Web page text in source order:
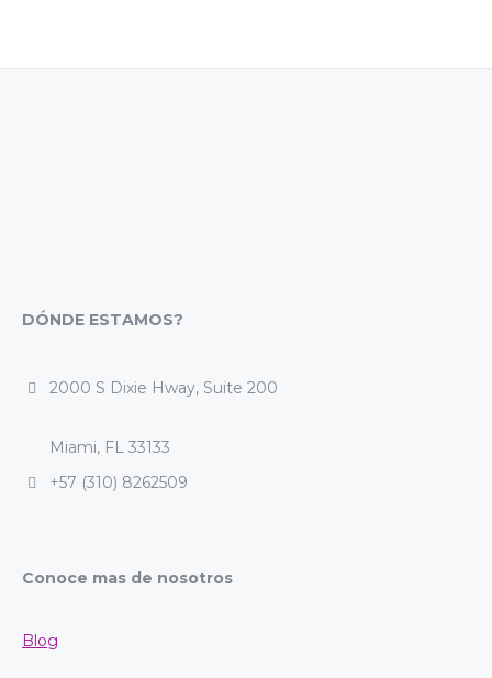
DÓNDE ESTAMOS?
2000 S Dixie Hway, Suite 200
Miami, FL 33133
+57 (310) 8262509
Conoce mas de nosotros
Blog